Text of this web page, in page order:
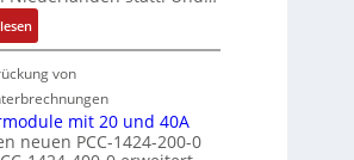
d
u
r
d
a
t
a
d
d
e
s
e
s
t
ä
t
i
g
n
e
i
t
u
k
u
r
0
3
6
f
e
h
l
:
A
l
A
b
von
mit 20 und 40A
neuen PCC-1424-200-0